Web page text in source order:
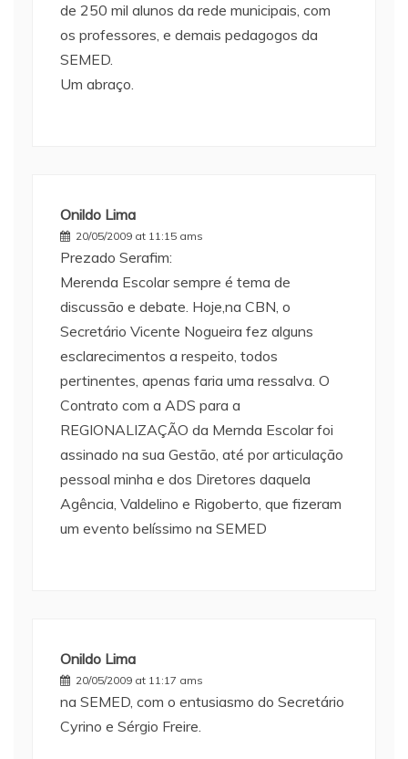
de 250 mil alunos da rede municipais, com
os professores, e demais pedagogos da
SEMED.
Um abraço.
Onildo Lima
20/05/2009 at 11:15 ams
Prezado Serafim:
Merenda Escolar sempre é tema de
discussão e debate. Hoje,na CBN, o
Secretário Vicente Nogueira fez alguns
esclarecimentos a respeito, todos
pertinentes, apenas faria uma ressalva. O
Contrato com a ADS para a
REGIONALIZAÇÃO da Mernda Escolar foi
assinado na sua Gestão, até por articulação
pessoal minha e dos Diretores daquela
Agência, Valdelino e Rigoberto, que fizeram
um evento belíssimo na SEMED
Onildo Lima
20/05/2009 at 11:17 ams
na SEMED, com o entusiasmo do Secretário
Cyrino e Sérgio Freire.